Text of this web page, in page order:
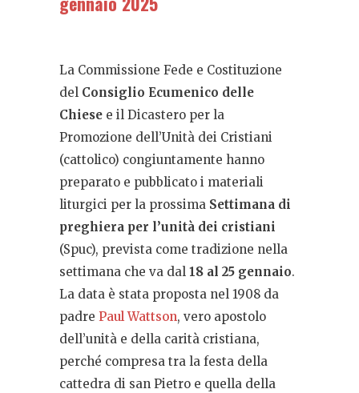
La Commissione Fede e Costituzione
del Consiglio Ecumenico delle
Chiese e il Dicastero per la
Promozione dell’Unità dei Cristiani
(cattolico) congiuntamente hanno
preparato e pubblicato i materiali
liturgici per la prossima Settimana di
preghiera per l’unità dei cristiani
(Spuc), prevista come tradizione nella
settimana che va dal 18 al 25 gennaio.
La data è stata proposta nel 1908 da
padre Paul Wattson, vero apostolo
dell’unità e della carità cristiana,
perché compresa tra la festa della
cattedra di san Pietro e quella della